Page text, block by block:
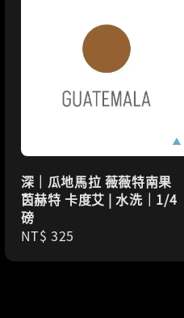
深｜瓜地馬拉 薇薇特南果
茵赫特 卡度艾 | 水洗｜1/4
磅
Regular
NT$ 325